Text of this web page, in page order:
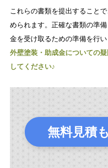
これらの書類を提出すること
められます。正確な書類の準
金を受け取るための準備を行い
外壁塗装・助成金についての
してください♪
無料見積